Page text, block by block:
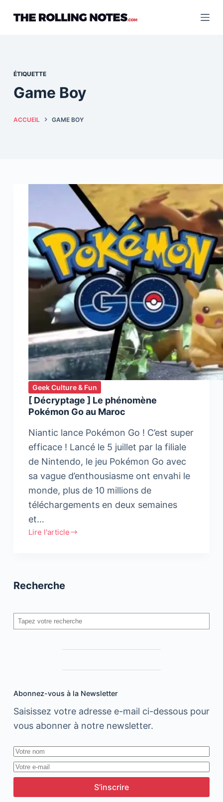
ÉTIQUETTE
Game Boy
ACCUEIL GAME BOY
Geek Culture & Fun
[ Décryptage ] Le phénomène
Pokémon Go au Maroc
Niantic lance Pokémon Go ! C’est super
efficace ! Lancé le 5 juillet par la filiale
de Nintendo, le jeu Pokémon Go avec
sa vague d’enthousiasme ont envahi le
monde, plus de 10 millions de
téléchargements en deux semaines
et…
Lire l'article
[
phénomène
au
Maroc
Recherche
Rechercher
Abonnez-vous à la Newsletter
Saisissez votre adresse e-mail ci-dessous pour
vous abonner à notre newsletter.
S’inscrire